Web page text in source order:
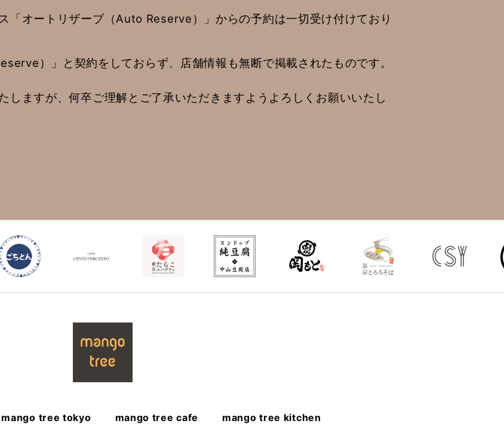
「オートリザーブ（Auto Reserve）」からの予約は一切受け付けており
）」と契約をしておらず、店舗情報も無断で掲載されたものです。
しますが、何卒ご理解とご了承いただきますようよろしくお願いいたし
mango tree tokyo mango tree cafe mango tree kitchen